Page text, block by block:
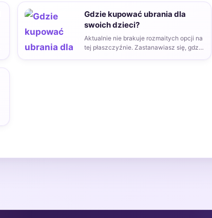
Gdzie kupować ubrania dla
swoich dzieci?
Aktualnie nie brakuje rozmaitych opcji na
tej płaszczyźnie. Zastanawiasz się, gdzie